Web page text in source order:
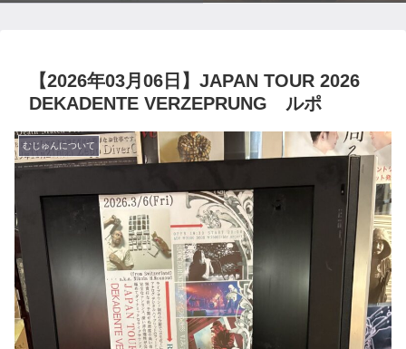
【2026年03月06日】JAPAN TOUR 2026
DEKADENTE VERZEPRUNG ルポ
むじゅんについて